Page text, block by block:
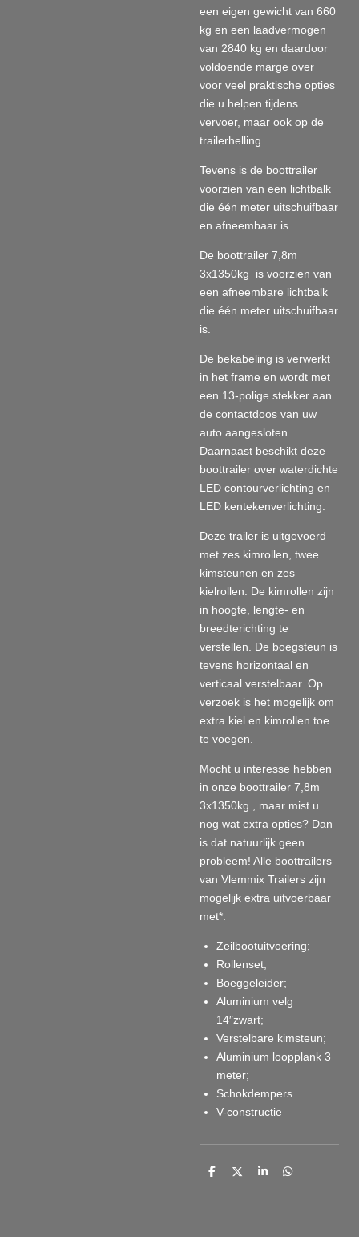
een eigen gewicht van 660
kg en een laadvermogen
van 2840 kg en daardoor
voldoende marge over
voor veel praktische opties
die u helpen tijdens
vervoer, maar ook op de
trailerhelling.
Tevens is de boottrailer
voorzien van een lichtbalk
die één meter uitschuifbaar
en afneembaar is.
De boottrailer 7,8m
3x1350kg is voorzien van
een afneembare lichtbalk
die één meter uitschuifbaar
is.
De bekabeling is verwerkt
in het frame en wordt met
een 13-polige stekker aan
de contactdoos van uw
auto aangesloten.
Daarnaast beschikt deze
boottrailer over waterdichte
LED contourverlichting en
LED kentekenverlichting.
Deze trailer is uitgevoerd
met zes kimrollen, twee
kimsteunen en zes
kielrollen. De kimrollen zijn
in hoogte, lengte- en
breedterichting te
verstellen. De boegsteun is
tevens horizontaal en
verticaal verstelbaar. Op
verzoek is het mogelijk om
extra kiel en kimrollen toe
te voegen.
Mocht u interesse hebben
in onze boottrailer 7,8m
3x1350kg , maar mist u
nog wat extra opties? Dan
is dat natuurlijk geen
probleem! Alle boottrailers
van Vlemmix Trailers zijn
mogelijk extra uitvoerbaar
met*:
Zeilbootuitvoering;
Rollenset;
Boeggeleider;
Aluminium velg
14″zwart;
Verstelbare kimsteun;
Aluminium loopplank 3
meter;
Schokdempers
V-constructie
D
D
S
D